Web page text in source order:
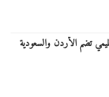
تضم الأردن والسعودية